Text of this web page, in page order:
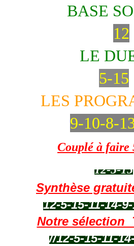
BASE
12
LE
5-15
LES
9-10-8-
Couplé à faire
12-5-15
Synthèse
12-5-15-11-14-
Notre sélection
//12-5-15-11-